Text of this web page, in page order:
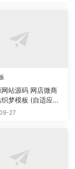
站源码 网店微商
梦模板 (自适应手
27